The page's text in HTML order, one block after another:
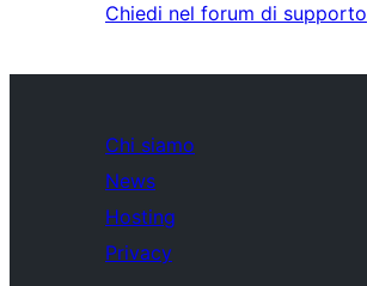
Chiedi nel forum di supporto
Chi siamo
News
Hosting
Privacy